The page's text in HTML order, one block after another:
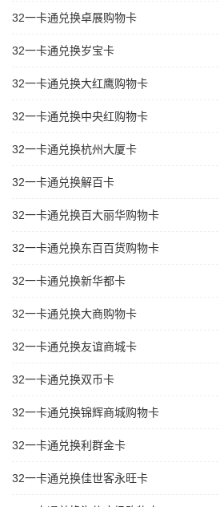
32一卡通兑换卓展购物卡
32一卡通兑换岁宝卡
32一卡通兑换大红鹰购物卡
32一卡通兑换中央红购物卡
32一卡通兑换杭州大厦卡
32一卡通兑换解百卡
32一卡通兑换百大丽华购物卡
32一卡通兑换东百百货购物卡
32一卡通兑换新华都卡
32一卡通兑换大商购物卡
32一卡通兑换友谊商城卡
32一卡通兑换双币卡
32一卡通兑换锦辉商城购物卡
32一卡通兑换利群金卡
32一卡通兑换佳世客永旺卡